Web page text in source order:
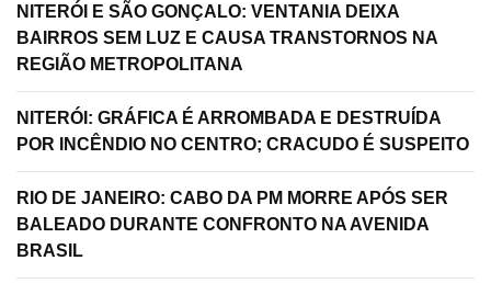
NITERÓI E SÃO GONÇALO: VENTANIA DEIXA
BAIRROS SEM LUZ E CAUSA TRANSTORNOS NA
REGIÃO METROPOLITANA
NITERÓI: GRÁFICA É ARROMBADA E DESTRUÍDA
POR INCÊNDIO NO CENTRO; CRACUDO É SUSPEITO
RIO DE JANEIRO: CABO DA PM MORRE APÓS SER
BALEADO DURANTE CONFRONTO NA AVENIDA
BRASIL